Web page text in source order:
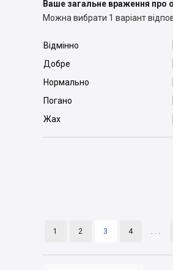
Ваше загальне враження про
Можна вибрати 1 варіант
Відмінно
Добре
Нормально
Погано
Жах
1 2 3 4 . . .